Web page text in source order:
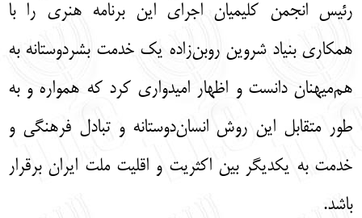
رئیس انجمن کلیمیان اجرای این برنامه هنری را با
همکاری بنیاد شروین روبن‌زاده یک خدمت بشردوستانه به
هم‌میهنان دانست و اظهار امیدواری کرد که همواره و به
طور متقابل این روش انسان‌دوستانه و تبادل فرهنگی و
خدمت به یکدیگر بین اکثریت و اقلیت ملت ایران برقرار
باشد.